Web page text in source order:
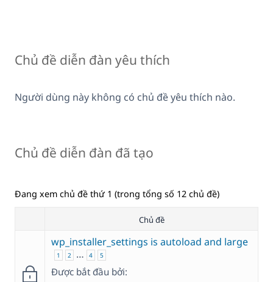
Chủ đề diễn đàn yêu thích
Người dùng này không có chủ đề yêu thích nào.
Chủ đề diễn đàn đã tạo
Đang xem chủ đề thứ 1 (trong tổng số 12 chủ đề)
Chủ đề
wp_installer_settings is autoload and large
1 2 … 4 5
Được bắt đầu bởi: